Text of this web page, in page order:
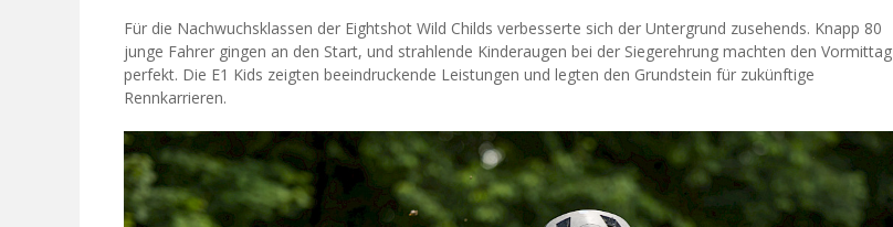
Für die Nachwuchsklassen der Eightshot Wild Childs verbesserte sich der Untergrund zusehends. Knapp 80
junge Fahrer gingen an den Start, und strahlende Kinderaugen bei der Siegerehrung machten den Vormittag
perfekt. Die E1 Kids zeigten beeindruckende Leistungen und legten den Grundstein für zukünftige
Rennkarrieren.